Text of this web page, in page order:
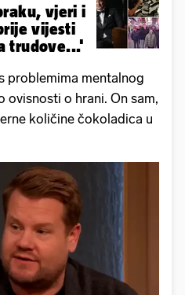
vjeri i
vijesti
trudove...'
problemima mentalnog
ovisnosti o hrani. On sam,
količine čokoladica u